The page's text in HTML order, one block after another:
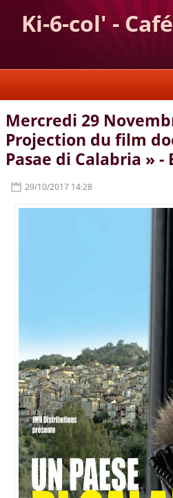
Ki-6-col' -
Mercredi 29
Projection du film
Pasae di Calabria » -
29/10/2017 14:28